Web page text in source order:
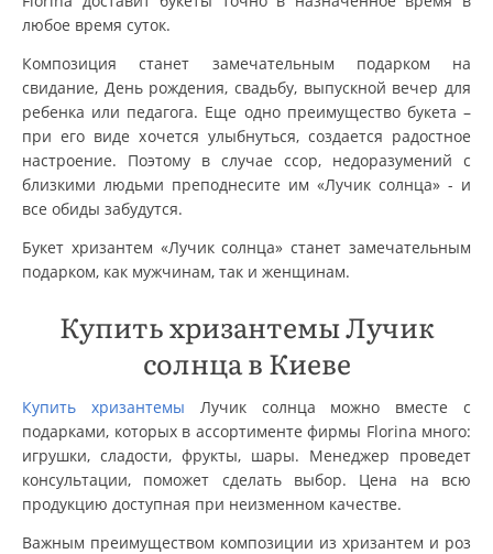
любое время суток.
Композиция станет замечательным подарком на
свидание, День рождения, свадьбу, выпускной вечер для
ребенка или педагога. Еще одно преимущество букета –
при его виде хочется улыбнуться, создается радостное
настроение. Поэтому в случае ссор, недоразумений с
близкими людьми преподнесите им «Лучик солнца» - и
все обиды забудутся.
Букет хризантем «Лучик солнца» станет замечательным
подарком, как мужчинам, так и женщинам.
Купить хризантемы Лучик
солнца в Киеве
Купить хризантемы Лучик солнца можно вместе с
подарками, которых в ассортименте фирмы Florina много:
игрушки, сладости, фрукты, шары. Менеджер проведет
консультации, поможет сделать выбор. Цена на всю
продукцию доступная при неизменном качестве.
Важным преимуществом композиции из хризантем и роз